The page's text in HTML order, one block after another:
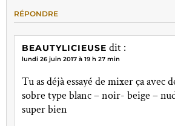
RÉPONDRE
BEAUTYLICIEUSE dit :
lundi 26 juin 2017 à 19 h 27 min
Tu as déjà essayé de mixer ça avec
sobre type blanc – noir- beige –
super bien